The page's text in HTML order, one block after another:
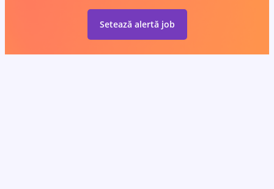
Setează alertă job